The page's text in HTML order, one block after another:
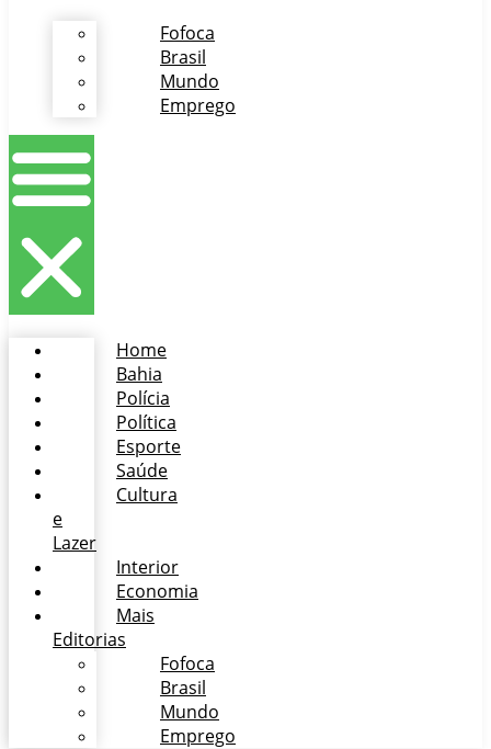
Fofoca
Brasil
Mundo
Emprego
Home
Bahia
Polícia
Política
Esporte
Saúde
Cultura
e
Lazer
Interior
Economia
Mais
Editorias
Fofoca
Brasil
Mundo
Emprego